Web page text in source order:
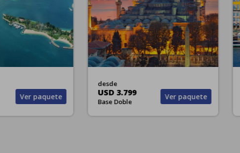
USD 4.159
Base Doble
Ver paquete USD 4.380
Base Doble
Ver